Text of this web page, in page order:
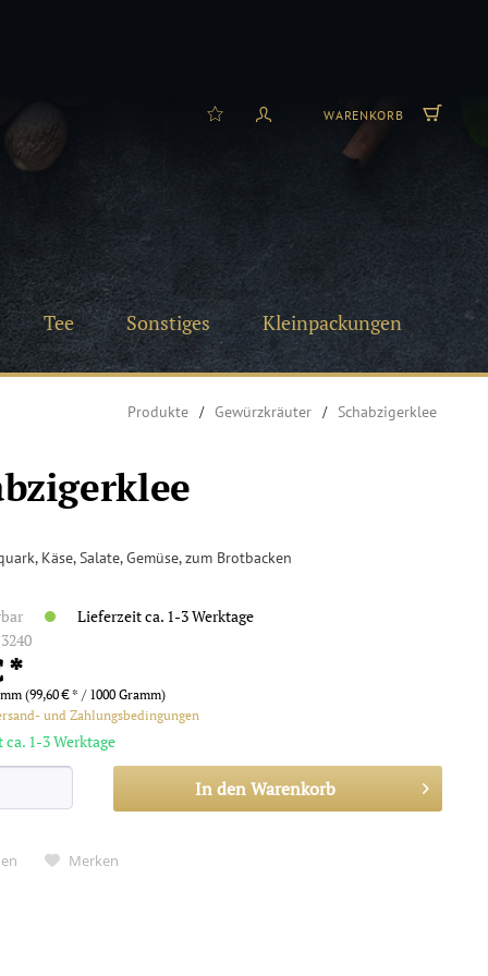
WARENKORB
Tee Sonstiges Kleinpackungen
Produkte Gewürzkräuter Schabzigerklee
Käse, Salate, Gemüse, zum Brotbacken
Lieferzeit ca. 1-3 Werktage
3240
*
(99,60 € * / 1000 Gramm)
und Zahlungsbedingungen
1-3 Werktage
In denWarenkorb
Merken